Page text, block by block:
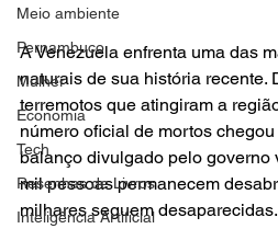
Meio ambiente
Pernambuco
Mulher
Economia
Tech
Resenhas de Livros
Inteligência Artificial
A Venezuela enfrenta uma das
naturais de sua história recente.
terremotos que atingiram a
número oficial de mortos
balanço divulgado pelo governo
mil pessoas permanecem
milhares seguem desaparecidas.